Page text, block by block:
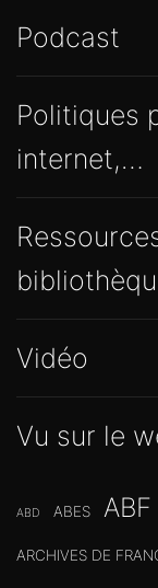
Podcast
Politiques
internet,…
Vidéo
Vu sur le
ABD ABES ABF
ARCHIVES DE